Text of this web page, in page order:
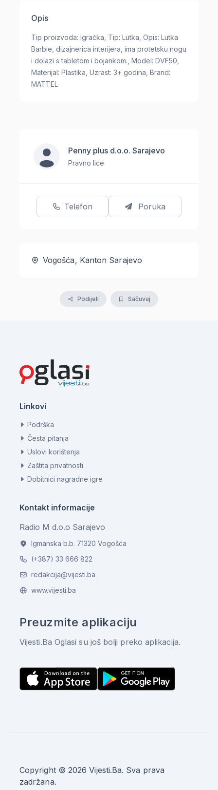
Opis
Tip proizvoda: Igračka, Tip: Lutka, Opis: Lutka
Barbie, dizajnerica interijera, ima protetsku nogu
i dolazi s tabletom i bojankom., Model: DVF50,
Materijal: Plastika, Uzrast: 3+ godina, Brand:
MATTEL
Penny plus d.o.o. Sarajevo
Pravno lice
Telefon Poruka
Vogošća, Kanton Sarajevo
Podijeli Sačuvaj
Linkovi
Podrška
Česta pitanja
Uslovi korištenja
Zaštita privatnosti
Dobitnici nagradne igre
Kontakt informacije
Radio M d.o.o Sarajevo
Igmanska b.b. 71320 Vogošća
(+387) 33 666 822
redakcija@vijesti.ba
www.vijesti.ba
Preuzmite aplikaciju
Vijesti.Ba Oglasi su još bolji preko aplikacija.
Copyright © 2026 Vijesti.Ba. Sva prava
zadržana.